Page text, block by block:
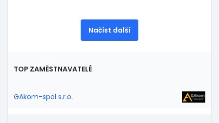
Načíst další
TOP ZAMĚSTNAVATELÉ
GAkom-spol s.r.o.